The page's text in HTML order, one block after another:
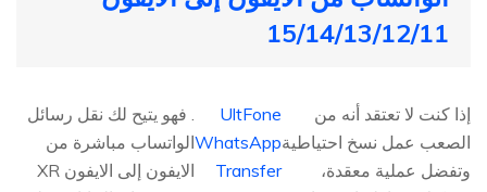
15/14/13/12/11
إذا كنت لا تعتقد أنه من
الصعب عمل نسخ احتياطية
وتفضل عملية معقدة،
UltFone
WhatsApp
Transfer
. فهو يتيح لك نقل رسائل
الواتساب مباشرة من
الايفون إلى الايفون XR